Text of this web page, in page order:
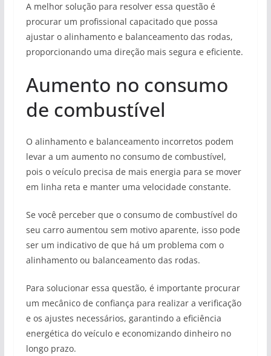
A melhor solução para resolver essa questão é
procurar um profissional capacitado que possa
ajustar o alinhamento e balanceamento das rodas,
proporcionando uma direção mais segura e eficiente.
Aumento no consumo
de combustível
O alinhamento e balanceamento incorretos podem
levar a um aumento no consumo de combustível,
pois o veículo precisa de mais energia para se mover
em linha reta e manter uma velocidade constante.
Se você perceber que o consumo de combustível do
seu carro aumentou sem motivo aparente, isso pode
ser um indicativo de que há um problema com o
alinhamento ou balanceamento das rodas.
Para solucionar essa questão, é importante procurar
um mecânico de confiança para realizar a verificação
e os ajustes necessários, garantindo a eficiência
energética do veículo e economizando dinheiro no
longo prazo.